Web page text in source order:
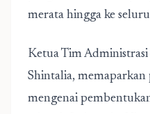
merata hingga ke
Ketua Tim
Shintalia,
mengenai